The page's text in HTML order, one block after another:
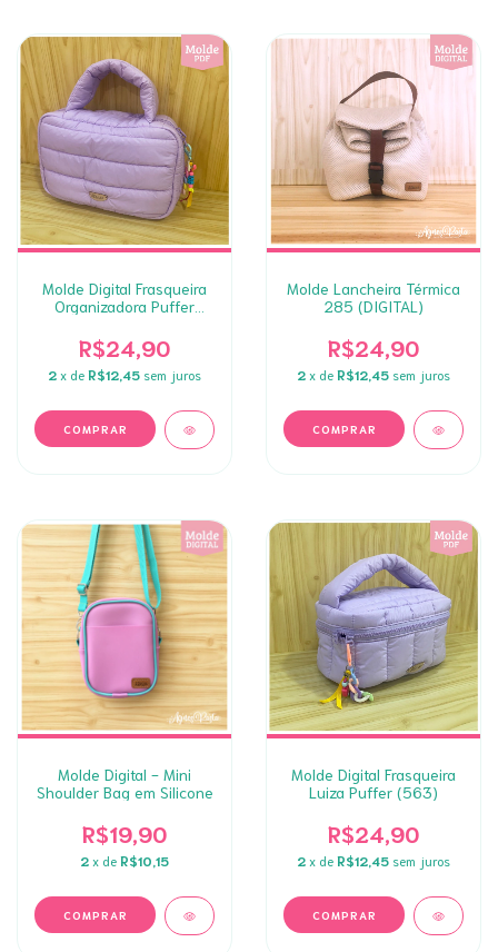
Molde Digital Frasqueira
Organizadora Puffer
R$24,90
2 x de R$12,45 sem juros
Molde Lancheira Térmica
285 (DIGITAL)
R$24,90
2 x de R$12,45 sem juros
Molde Digital - Mini
Shoulder Bag em Silicone
R$19,90
2 x de R$10,15
Molde Digital Frasqueira
Luiza Puffer (563)
R$24,90
2 x de R$12,45 sem juros